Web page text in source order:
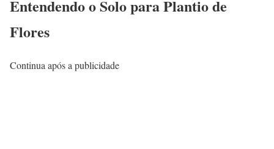
Entendendo o Solo para Plantio de
Flores
Continua após a publicidade